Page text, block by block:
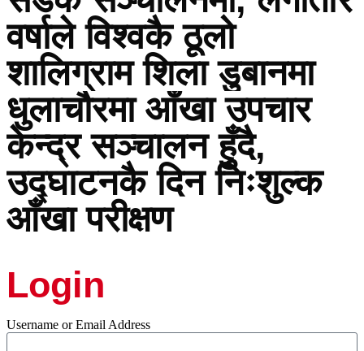
वर्षाले विश्वकै ठूलो
शालिग्राम शिला डुबानमा
धुलाचौरमा आँखा उपचार
केन्द्र सञ्चालन हुँदै,
उद्घाटनकै दिन निःशुल्क
आँखा परीक्षण
Login
Username or Email Address